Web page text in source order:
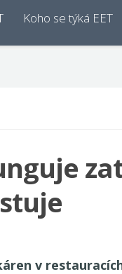
Koho se týká EET
v